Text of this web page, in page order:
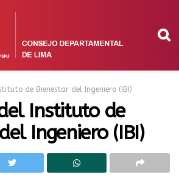
de Bienestar del Ingeniero (IBI)
Instituto de
Ingeniero (IBI)